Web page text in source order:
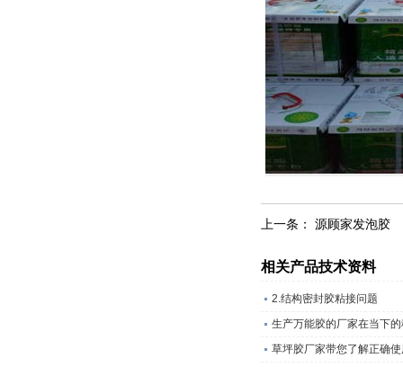
上一条： 源顾家发泡胶
相关产品技术资料
2.结构密封胶粘接问题
生产万能胶的厂家在当下
草坪胶厂家带您了解正确